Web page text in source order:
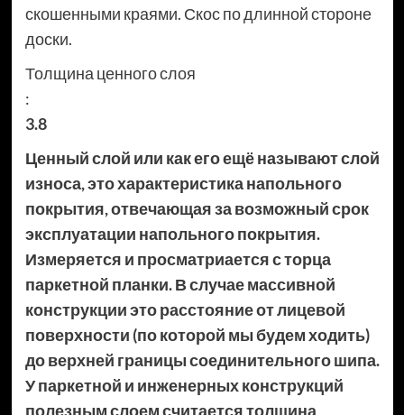
скошенными краями. Скос по длинной стороне
доски.
Толщина ценного слоя
:
3.8
Ценный слой или как его ещё называют слой
износа, это характеристика напольного
покрытия, отвечающая за возможный срок
эксплуатации напольного покрытия.
Измеряется и просматриается с торца
паркетной планки. В случае массивной
конструкции это расстояние от лицевой
поверхности (по которой мы будем ходить)
до верхней границы соединительного шипа.
У паркетной и инженерных конструкций
полезным слоем считается толщина